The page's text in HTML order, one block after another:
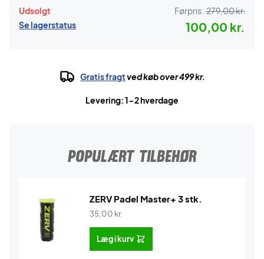
Udsolgt
Se lagerstatus
Førpris: 279,00 kr.
100,00 kr.
Gratis fragtved køb over 499 kr.
Levering: 1-2 hverdage
POPULÆRT TILBEHØR
ZERV Padel Master+ 3 stk.
35,00 kr.
Læg i kurv